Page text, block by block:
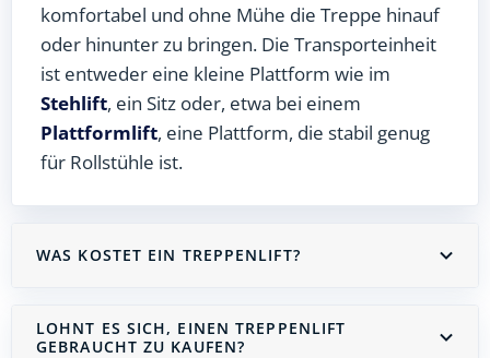
komfortabel und ohne Mühe die Treppe hinauf
oder hinunter zu bringen. Die Transporteinheit
ist entweder eine kleine Plattform wie im
Stehlift, ein Sitz oder, etwa bei einem
Plattformlift, eine Plattform, die stabil genug
für Rollstühle ist.
WAS KOSTET EIN TREPPENLIFT?
LOHNT ES SICH, EINEN TREPPENLIFT
GEBRAUCHT ZU KAUFEN?